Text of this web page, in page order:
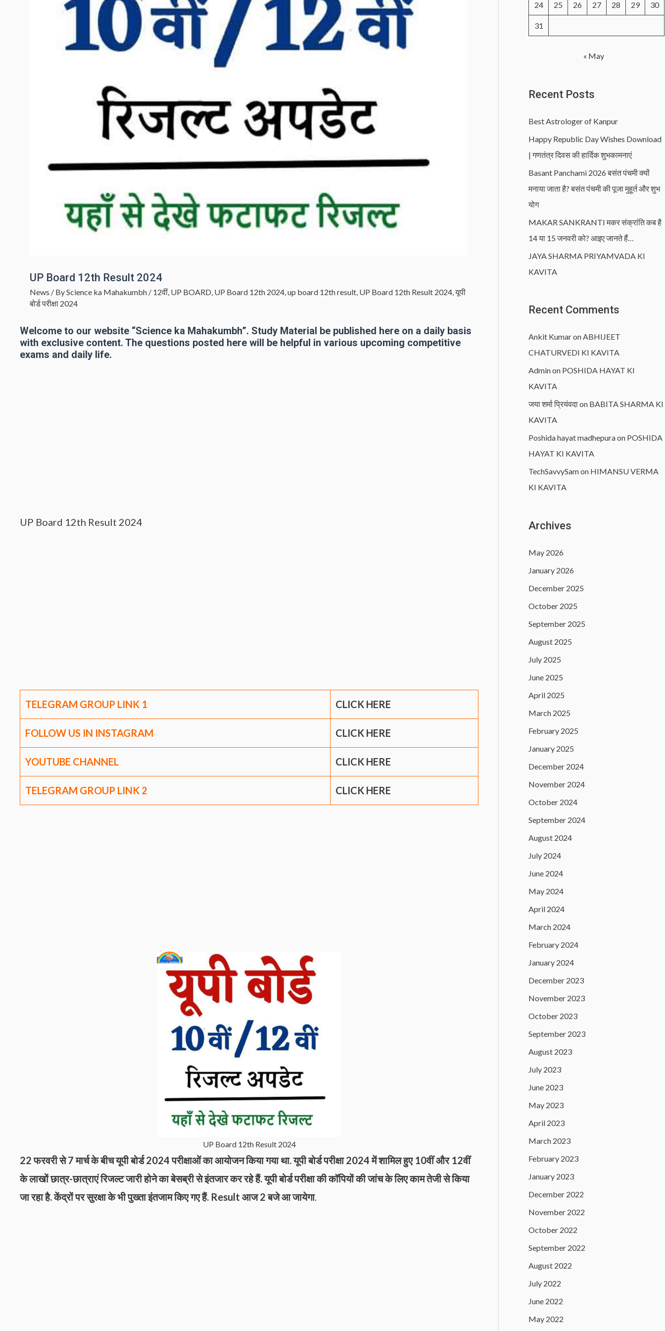
UP Board 12th Result 2024
News / ByScience ka Mahakumbh / 12वीं, UP BOARD, UP Board 12th 2024,up board 12th result, UP Board 12th Result 2024,यूपी
बोर्ड परीक्षा 2024
Welcome to our website “Science ka Mahakumbh”. Study Material be published here on a daily basis
with exclusive content. The questions posted here will be helpful in various upcoming competitive
exams and daily life.
UP Board 12th Result 2024
TELEGRAM GROUP LINK 1 CLICK HERE
FOLLOW US IN INSTAGRAM CLICK HERE
YOUTUBE CHANNEL CLICK HERE
TELEGRAM GROUP LINK 2 CLICK HERE
UP Board 12th Result 2024
22 फरवरी से 7 मार्च के बीच यूपी बोर्ड 2024 परीक्षाओं का आयोजन किया गया था. यूपी बोर्ड परीक्षा 2024 में शामिल हुए 10वीं और 12वीं
के लाखों छात्र-छात्राएं रिजल्ट जारी होने का बेसब्री से इंतजार कर रहे हैं. यूपी बोर्ड परीक्षा की कॉपियों की जांच के लिए काम तेजी से किया
जा रहा है. केंद्रों पर सुरक्षा के भी पुख्ता इंतजाम किए गए हैं. Result आज 2 बजे आ जायेगा.
24 25 26 27 28 29 30
31
« May
Recent Posts
Best Astrologer of Kanpur
Happy Republic Day Wishes Download
| गणतंत्र दिवस की हार्दिक शुभकामनाएं
Basant Panchami 2026 बसंत पंचमी क्यों
मनाया जाता है? बसंत पंचमी की पूजा मुहूर्त और शुभ
योग
MAKAR SANKRANTI मकर संक्रांति कब है
14 या 15 जनवरी को? आइए जानते हैं…
JAYA SHARMA PRIYAMVADA KI
KAVITA
Recent Comments
Ankit KumaronABHIJEET
CHATURVEDI KI KAVITA
Adminon POSHIDA HAYAT KI
KAVITA
जया शर्मा प्रियंवदाon BABITA SHARMA KI
KAVITA
Poshida hayat madhepuraon POSHIDA
HAYAT KI KAVITA
TechSavvySamon HIMANSU VERMA
KI KAVITA
Archives
May 2026
January 2026
December 2025
October 2025
September 2025
August 2025
July 2025
June 2025
April 2025
March 2025
February 2025
January 2025
December 2024
November 2024
October 2024
September 2024
August 2024
July 2024
June 2024
May 2024
April 2024
March 2024
February 2024
January 2024
December 2023
November 2023
October 2023
September 2023
August 2023
July 2023
June 2023
May 2023
April 2023
March 2023
February 2023
January 2023
December 2022
November 2022
October 2022
September 2022
August 2022
July 2022
June 2022
May 2022